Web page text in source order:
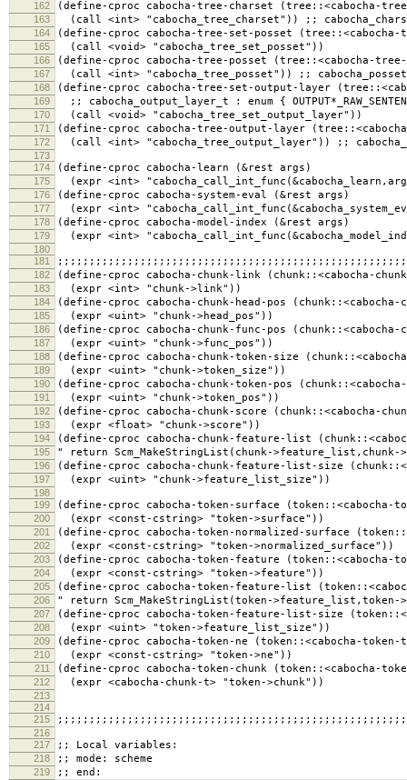
162 (define-cproc cabocha-tree-charset (tree::<cabocha-
163 (call <int> "cabocha_tree_charset")) ;;
164 (define-cproc cabocha-tree-set-posset
165 (call <void> "cabocha_tree_set_posset"))
166 (define-cproc cabocha-tree-posset (tree::<cabocha-
167 (call <int> "cabocha_tree_posset")) ;;
168 (define-cproc cabocha-tree-set-output-layer
169 ;; cabocha_output_layer_t : enum {
170 (call <void> "cabocha_tree_set_output_layer"))
171 (define-cproc cabocha-tree-output-layer
172 (call <int> "cabocha_tree_output_layer")) ;;
173
174
(define-cproc cabocha-learn (&rest args)
175 (expr <int>
176 (define-cproc cabocha-system-eval (&rest args)
177 (expr <int>
178 (define-cproc cabocha-model-index (&rest args)
179 (expr <int>
180
181
182 (define-cproc cabocha-chunk-link (chunk::<cabocha-
183 (expr <int> "chunk->link"))
184 (define-cproc cabocha-chunk-head-pos (chunk::<cabocha-
185 (expr <uint> "chunk->head_pos"))
186 (define-cproc cabocha-chunk-func-pos (chunk::<cabocha-
187 (expr <uint> "chunk->func_pos"))
188 (define-cproc cabocha-chunk-token-size
189 (expr <uint> "chunk->token_size"))
190 (define-cproc cabocha-chunk-token-pos
191 (expr <uint> "chunk->token_pos"))
192 (define-cproc cabocha-chunk-score (chunk::<cabocha-
193 (expr <float> "chunk->score"))
194 (define-cproc cabocha-chunk-feature-list
195 " return Scm_MakeStringList(chunk-
196 (define-cproc cabocha-chunk-feature-list-size
197 (expr <uint> "chunk->feature_list_size"))
198
199
(define-cproc cabocha-token-surface (token::<cabocha-
200 (expr <const-cstring> "token->surface"))
201 (define-cproc cabocha-token-normalized-surface
202 (expr <const-cstring> "token->normalized_surface"))
203 (define-cproc cabocha-token-feature (token::<cabocha-
204 (expr <const-cstring> "token->feature"))
205 (define-cproc cabocha-token-feature-list
206 " return Scm_MakeStringList(token-
207 (define-cproc cabocha-token-feature-list-size
208 (expr <uint> "token->feature_list_size"))
209 (define-cproc cabocha-token-ne (token::<cabocha-token-
210 (expr <const-cstring> "token->ne"))
211 (define-cproc cabocha-token-chunk (token::<cabocha-
212 (expr <cabocha-chunk-t> "token->chunk"))
213
214
215
216
217
;; Local variables:
218 ;; mode: scheme
219 ;; end: